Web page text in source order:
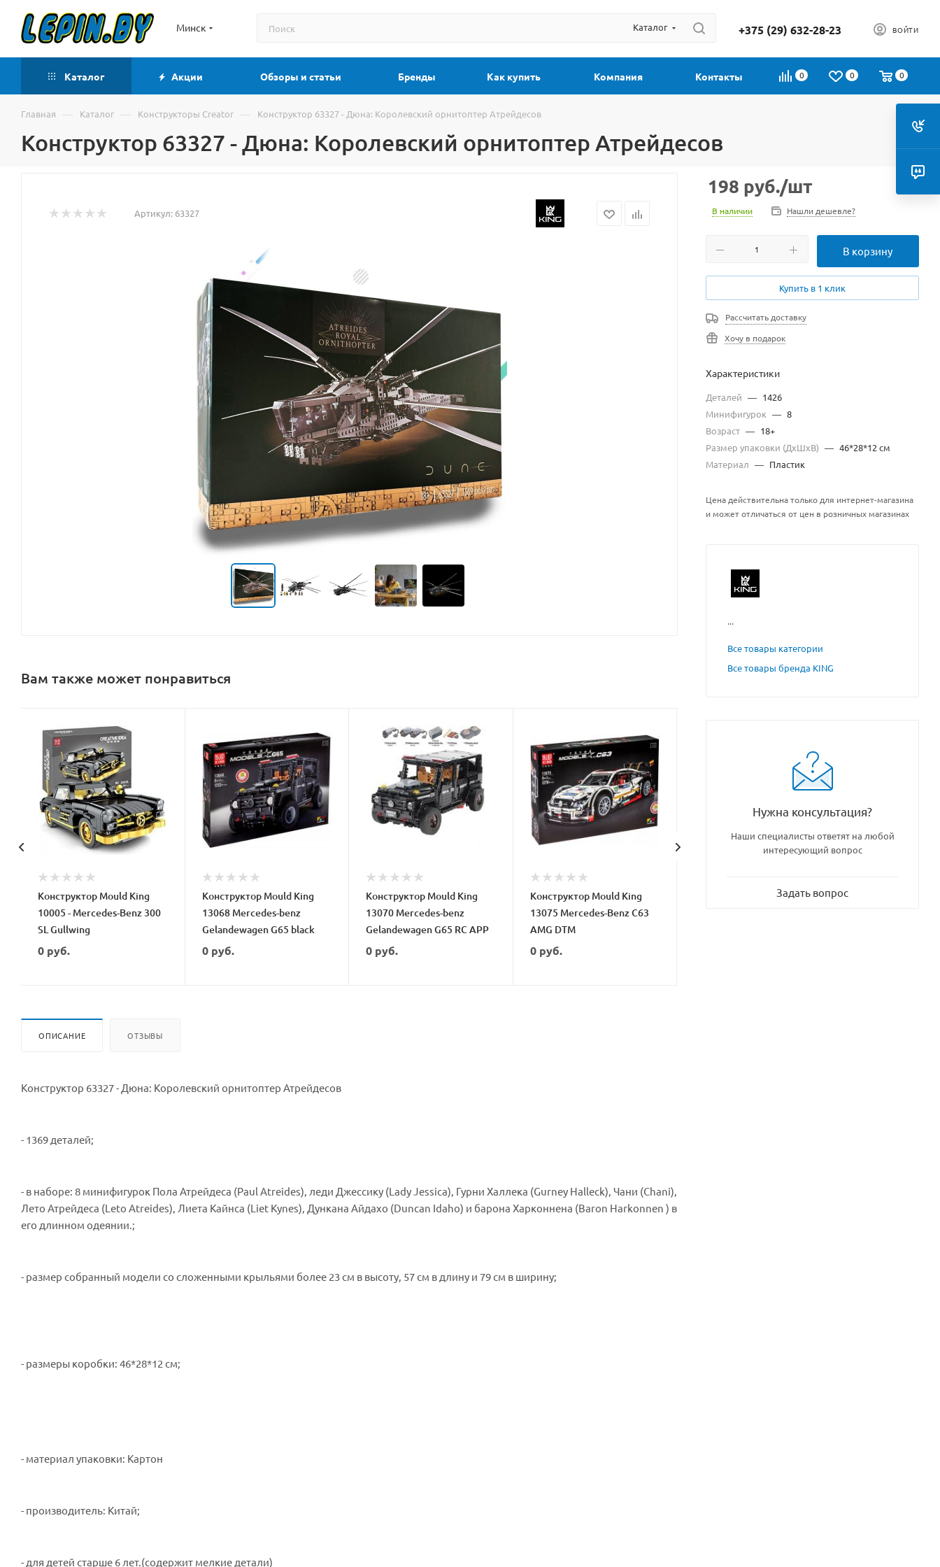
Минск Каталог +375 (29) 632-28-23 ВОЙТИ
0 0 0
Каталог Акции Обзоры и статьи Бренды Как купить Компания Контакты
Главная — Каталог — Конструкторы Creator — Конструктор 63327 - Дюна: Королевский орнитоптер Атрейдесов
Конструктор 63327 - Дюна: Королевский орнитоптер Атрейдесов
Артикул: 63327
Вам также может понравиться
Конструктор Mould King
10005 - Mercedes-Benz 300
SL Gullwing
0 руб.
Конструктор Mould King
13068 Mercedes-benz
Gelandewagen G65 black
0руб.
Конструктор Mould King
13070 Mercedes-benz
Gelandewagen G65 RC APP
0 руб.
Конструктор Mould King
13075 Mercedes-Benz C63
AMG DTM
0руб.
Конструктор Mould King
ОПИСАНИЕ ОТЗЫВЫ
Конструктор 63327 - Дюна: Королевский орнитоптер Атрейдесов
- 1369 деталей;
- в наборе: 8 минифигурок Пола Атрейдеса (Paul Atreides), леди Джессику (Lady Jessica), Гурни Халлека (Gurney Halleck), Чани (Chani),
Лето Атрейдеса (Leto Atreides), Лиета Кайнса (Liet Kynes), Дункана Айдахо (Duncan Idaho) и барона Харконнена (Baron Harkonnen ) в
его длинном одеянии.;
- размер собранный модели со сложенными крыльями более 23 см в высоту, 57 см в длину и 79 см в ширину;
- размеры коробки: 46*28*12 см;
- материал упаковки: Картон
- производитель: Китай;
- для детей старше 6 лет.(содержит мелкие детали)
198 руб./шт
В наличии Нашли дешевле?
В корзину
Купить в 1 клик
Рассчитать доставку
Хочу в подарок
Характеристики
Деталей — 1426
Минифигурок — 8
Возраст — 18+
Размер упаковки (ДхШхВ) — 46*28*12 см
Материал — Пластик
Цена действительна только для интернет-магазина
и может отличаться от цен в розничных магазинах
...
Все товары категории
Все товары бренда KING
Нужна консультация?
Наши специалисты ответят на любой
интересующий вопрос
Задать вопрос